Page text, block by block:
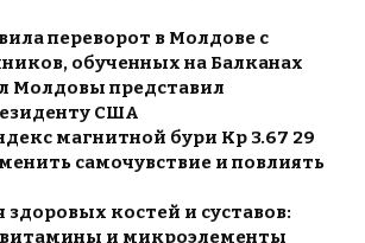
переворот в Молдове с
обученных на Балканах
Молдовы представил
США
магнитной бури Kp 3.67 29
самочувствие и повлиять
здоровых костей и суставов:
и микроэлементы